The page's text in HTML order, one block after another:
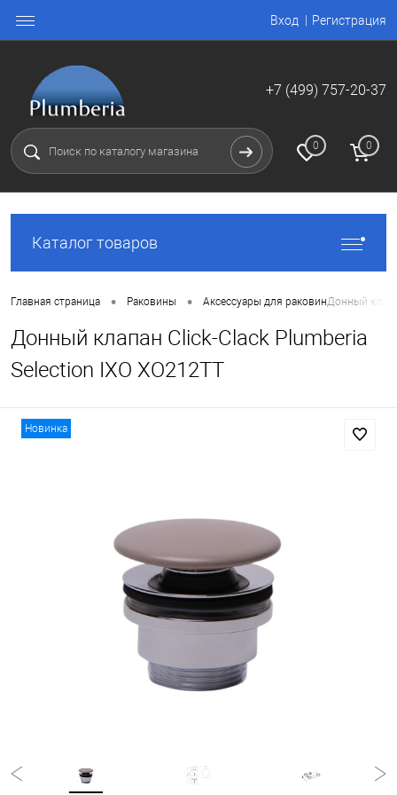
Вход Регистрация
+7 (499) 757-20-37
0 0
Каталог товаров
Главная страница • Раковины • Аксессуары для раковинДонный
Донный клапан Click-Clack Plumberia
Selection IXO XO212TT
Новинка